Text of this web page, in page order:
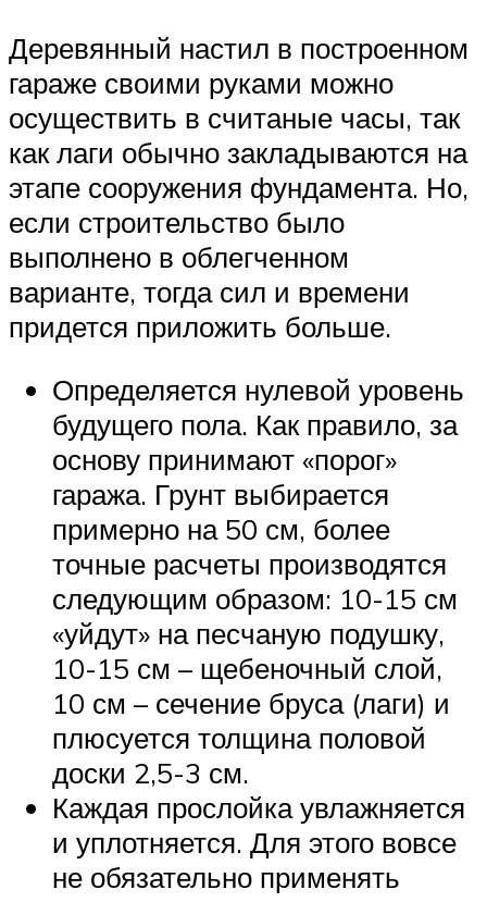
Деревянный настил в построенном
гараже своими руками можно
осуществить в считаные часы, так
как лаги обычно закладываются на
этапе сооружения фундамента. Но,
если строительство было
выполнено в облегченном
варианте, тогда сил и времени
придется приложить больше.
Определяется нулевой уровень
будущего пола. Как правило, за
основу принимают «порог»
гаража. Грунт выбирается
примерно на 50 см, более
точные расчеты производятся
следующим образом: 10-15 см
«уйдут» на песчаную подушку,
10-15 см – щебеночный слой,
10 см – сечение бруса (лаги) и
плюсуется толщина половой
доски 2,5-3 см.
Каждая прослойка увлажняется
и уплотняется. Для этого вовсе
не обязательно применять